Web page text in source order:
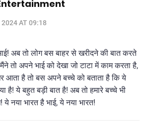
2024 AT 09:18
अब तो लोग बस बाहर से खरीदने की बात करते
तो अपने भाई को देखा जो टाटा में काम करता है,
आता है तो बस अपने बच्चे को बताता है कि ये
है! ये बहुत बड़ी बात है! अब तो हमारे बच्चे भी
नया भारत है भाई, ये नया भारत!